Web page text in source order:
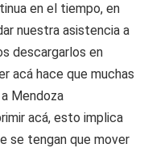
en el tiempo, en
nuestra asistencia a
descargarlos en
acá hace que muchas
Mendoza
acá, esto implica
se tengan que mover